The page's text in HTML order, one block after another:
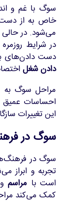
سوگ با غم و
خاص به از
می‌شود. در حالی
در شرایط
دست دادن‌های
دادن شغل
مراحل سوگ به
احساسات عمیق
این تغییرات
سوگ در
سوگ در
تجربه و ابراز
است با مراسم
کمک می‌کند